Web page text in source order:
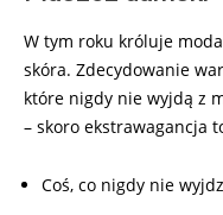
W tym roku króluje
skóra. Zdecydowanie
które nigdy nie wyjdą z
– skoro ekstrawagancja
Coś, co nigdy nie